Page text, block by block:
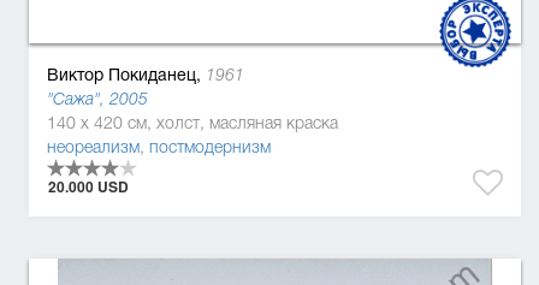
Виктор Покиданец, 1961
"Сажа", 2005
140 x 420 см, холст, масляная краска
неореализм, постмодернизм
20.000 USD